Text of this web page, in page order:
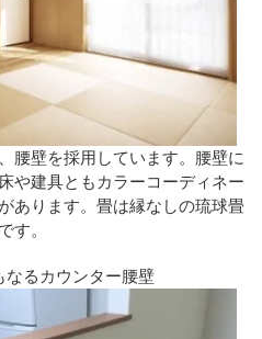
腰壁を採用しています。腰壁に
や建具ともカラーコーディネー
あります。畳は縁なしの琉球畳
す。
なるカウンター腰壁